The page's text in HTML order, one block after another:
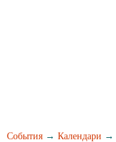
События → Календари →